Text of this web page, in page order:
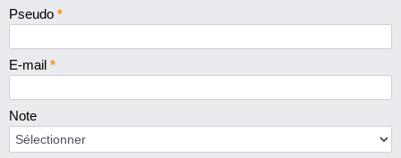
Pseudo *
E-mail *
Note